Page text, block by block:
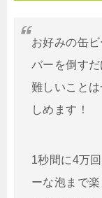
お好みの缶
バーを倒すだ
難しいこと
しめます！
1秒間に4万
ーな泡まで